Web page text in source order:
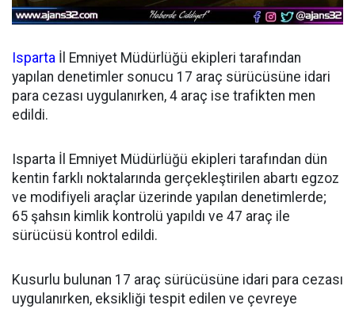
Isparta İl Emniyet Müdürlüğü ekipleri tarafından
yapılan denetimler sonucu 17 araç sürücüsüne idari
para cezası uygulanırken, 4 araç ise trafikten men
edildi.
Isparta İl Emniyet Müdürlüğü ekipleri tarafından dün
kentin farklı noktalarında gerçekleştirilen abartı egzoz
ve modifiyeli araçlar üzerinde yapılan denetimlerde;
65 şahsın kimlik kontrolü yapıldı ve 47 araç ile
sürücüsü kontrol edildi.
Kusurlu bulunan 17 araç sürücüsüne idari para cezası
uygulanırken, eksikliği tespit edilen ve çevreye